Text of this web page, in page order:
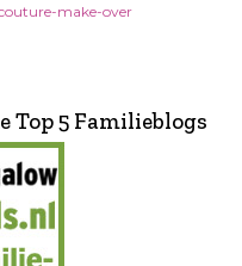
make-over
Top 5 Familieblogs